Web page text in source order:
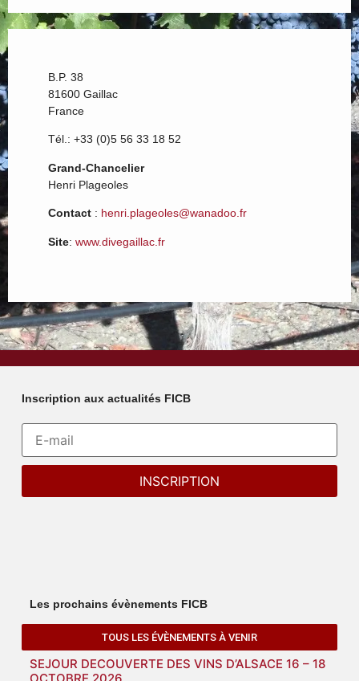
B.P. 38
81600 Gaillac
France
Tél.: +33 (0)5 56 33 18 52
Grand-Chancelier
Henri Plageoles
Contact : henri.plageoles@wanadoo.fr
Site: www.divegaillac.fr
Inscription aux actualités FICB
Les prochains évènements FICB
TOUS LES ÉVÈNEMENTS À VENIR
SEJOUR DECOUVERTE DES VINS D’ALSACE 16 – 18